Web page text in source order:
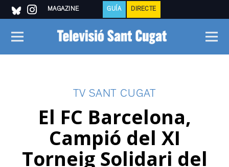
MAGAZINE GUÍA DIRECTE
TV SANT CUGAT
El FC Barcelona,
Campió del XI
Torneig Solidari del